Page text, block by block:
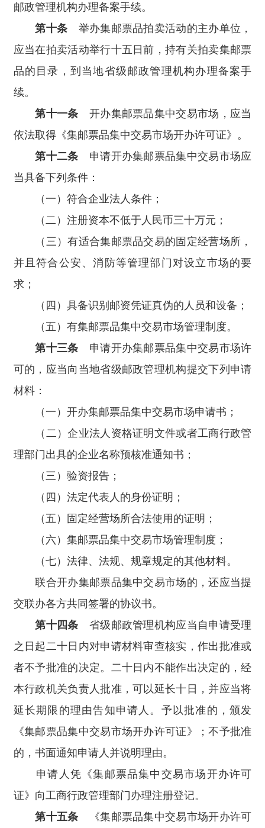
邮政管理机构办理备案手续。
第十条 举办集邮票品拍卖活动的主办单位，
应当在拍卖活动举行十五日前，持有关拍卖集邮票
品的目录，到当地省级邮政管理机构办理备案手
续。
第十一条 开办集邮票品集中交易市场，应当
依法取得《集邮票品集中交易市场开办许可证》。
第十二条 申请开办集邮票品集中交易市场应
当具备下列条件：
（一）符合企业法人条件；
（二）注册资本不低于人民币三十万元；
（三）有适合集邮票品交易的固定经营场所，
并且符合公安、消防等管理部门对设立市场的要
求；
（四）具备识别邮资凭证真伪的人员和设备；
（五）有集邮票品集中交易市场管理制度。
第十三条 申请开办集邮票品集中交易市场许
可的，应当向当地省级邮政管理机构提交下列申请
材料：
（一）开办集邮票品集中交易市场申请书；
（二）企业法人资格证明文件或者工商行政管
理部门出具的企业名称预核准通知书；
（三）验资报告；
（四）法定代表人的身份证明；
（五）固定经营场所合法使用的证明；
（六）集邮票品集中交易市场管理制度；
（七）法律、法规、规章规定的其他材料。
联合开办集邮票品集中交易市场的，还应当提
交联办各方共同签署的协议书。
第十四条 省级邮政管理机构应当自申请受理
之日起二十日内对申请材料审查核实，作出批准或
者不予批准的决定。二十日内不能作出决定的，经
本行政机关负责人批准，可以延长十日，并应当将
延长期限的理由告知申请人。予以批准的，颁发
《集邮票品集中交易市场开办许可证》；不予批准
的，书面通知申请人并说明理由。
申请人凭《集邮票品集中交易市场开办许可
证》向工商行政管理部门办理注册登记。
第十五条 《集邮票品集中交易市场开办许可